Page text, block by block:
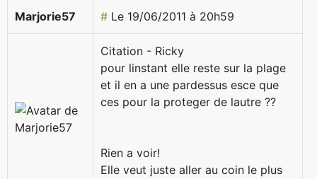
Marjorie57 # Le 19/06/2011 à 20h59
Citation - Ricky
pour linstant elle reste sur la plage
et il en a une pardessus esce que
ces pour la proteger de lautre ??
Rien a voir!
Elle veut juste aller au coin le plus